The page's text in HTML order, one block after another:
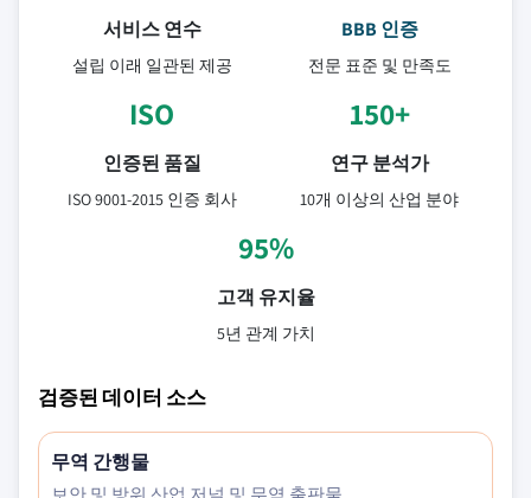
서비스 연수
설립 이래 일관된 제공
BBB 인증
전문 표준 및 만족도
ISO
인증된 품질
ISO 9001-2015 인증 회사
150+
연구 분석가
10개 이상의 산업 분야
95%
고객 유지율
5년 관계 가치
검증된 데이터 소스
무역 간행물